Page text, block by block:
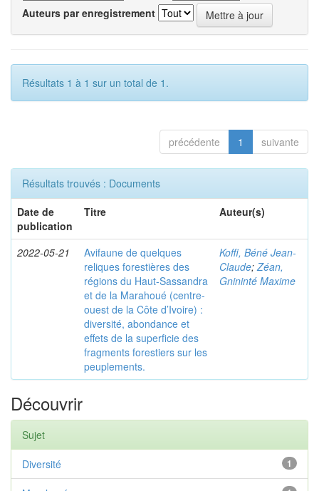
Auteurs par enregistrement
Résultats 1 à 1 sur un total de 1.
précédente 1 suivante
Résultats trouvés : Documents
Date de
publication
Titre Auteur(s)
2022-05-21
Avifaune de quelques
reliques forestières des
régions du Haut-Sassandra
et de la Marahoué (centre-
ouest de la Côte d’Ivoire) :
diversité, abondance et
effets de la superficie des
fragments forestiers sur les
peuplements.
Koffi, Béné Jean-
Claude; Zéan,
Gnininté Maxime
Découvrir
Sujet
1
Diversité